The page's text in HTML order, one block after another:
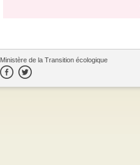
Ministère de la Transition écologique